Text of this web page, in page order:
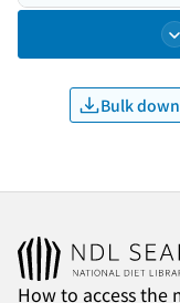
Bulk
How to access the